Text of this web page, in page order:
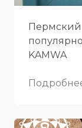
Пермский
KAMWA